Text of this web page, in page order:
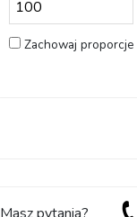
Zachowaj proporcje